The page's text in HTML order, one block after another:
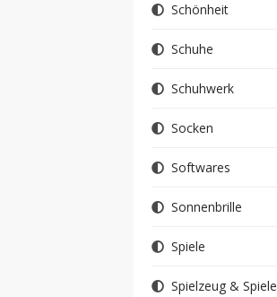
Schönheit
Schuhe
Schuhwerk
Socken
Softwares
Sonnenbrille
Spiele
Spielzeug & Spiele